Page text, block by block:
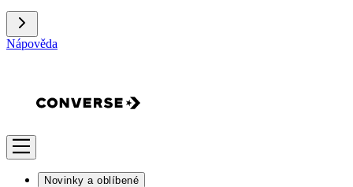
Nápověda
Novinky a oblíbené